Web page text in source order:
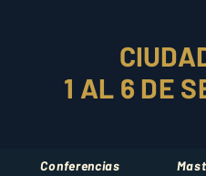
1 AL 6 DE
Conferencias